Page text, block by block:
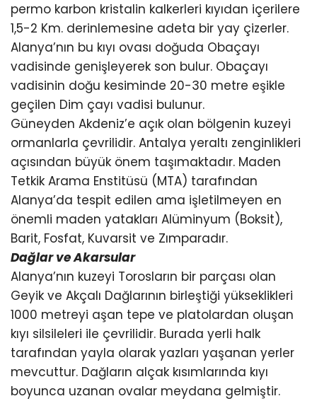
permo karbon kristalin kalkerleri kıyıdan içerilere
1,5-2 Km. derinlemesine adeta bir yay çizerler.
Alanya’nın bu kıyı ovası doğuda Obaçayı
vadisinde genişleyerek son bulur. Obaçayı
vadisinin doğu kesiminde 20-30 metre eşikle
geçilen Dim çayı vadisi bulunur.
Güneyden Akdeniz’e açık olan bölgenin kuzeyi
ormanlarla çevrilidir. Antalya yeraltı zenginlikleri
açısından büyük önem taşımaktadır. Maden
Tetkik Arama Enstitüsü (MTA) tarafından
Alanya’da tespit edilen ama işletilmeyen en
önemli maden yatakları Alüminyum (Boksit),
Barit, Fosfat, Kuvarsit ve Zımparadır.
Dağlar ve Akarsular
Alanya’nın kuzeyi Torosların bir parçası olan
Geyik ve Akçalı Dağlarının birleştiği yükseklikleri
1000 metreyi aşan tepe ve platolardan oluşan
kıyı silsileleri ile çevrilidir. Burada yerli halk
tarafından yayla olarak yazları yaşanan yerler
mevcuttur. Dağların alçak kısımlarında kıyı
boyunca uzanan ovalar meydana gelmiştir.